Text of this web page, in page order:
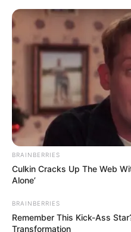
TAGS
ΓΙΑΝΝΗΔΕΣ
BRAINBERRIES
Culkin Cracks Up The Web
Alone’
BRAINBERRIES
Remember This Kick-Ass
Transformation